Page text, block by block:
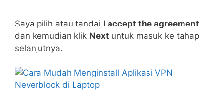
Saya pilih atau tandai I accept the agreement
dan kemudian klik Next untuk masuk ke tahap
selanjutnya.